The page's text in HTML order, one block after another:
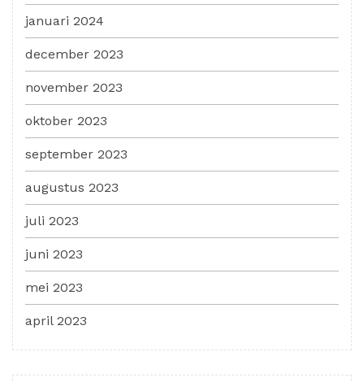
januari 2024
december 2023
november 2023
oktober 2023
september 2023
augustus 2023
juli 2023
juni 2023
mei 2023
april 2023